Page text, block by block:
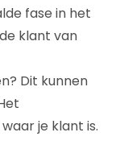
fase in het
klant van
Dit kunnen
je klant is.